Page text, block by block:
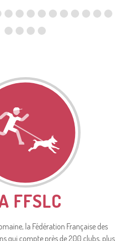
FFSLC
la Fédération Française des
qui compte près de 200 clubs, plus